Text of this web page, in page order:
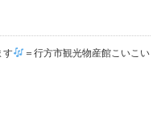
す
＝行方市観光物産館こいこい